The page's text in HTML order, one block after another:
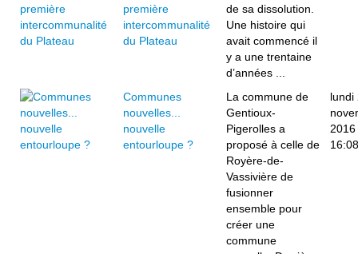
première
intercommunalité
du Plateau
de sa dissolution.
Une histoire qui
avait commencé il
y a une trentaine
d’années ...
Communes
nouvelles...
nouvelle
entourloupe ?
La commune de
Gentioux-
Pigerolles a
proposé à celle de
Royère-de-
Vassivière de
fusionner
ensemble pour
créer une
commune
lundi
2016
16:08